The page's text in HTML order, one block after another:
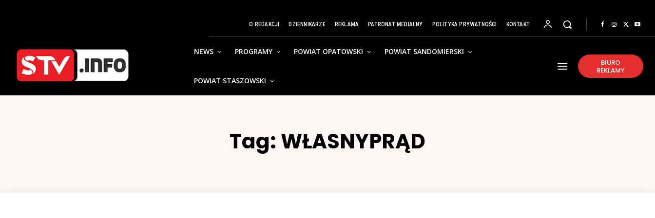
O REDAKCJI DZIENNIKARZE REKLAMA PATRONAT MEDIALNY POLITYKA PRYWATNOŚCI KONTAKT
NEWS PROGRAMY POWIAT OPATOWSKI POWIAT SANDOMIERSKI
POWIAT STASZOWSKI
BIURO
REKLAMY
Tag: WŁASNYPRĄD